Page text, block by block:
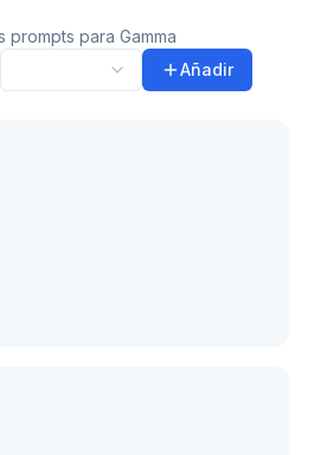
para Gamma
Añadir